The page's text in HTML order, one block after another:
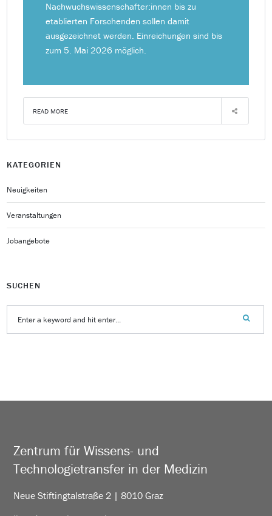
Nachwuchswissenschafter:innen bis zu
etablierten Forschenden sollen damit
ausgezeichnet werden. Einreichungen sind bis
zum 5. Mai 2026 möglich.
READ MORE
KATEGORIEN
Neuigkeiten
Veranstaltungen
Jobangebote
SUCHEN
Zentrum für Wissens- und
Technologietransfer in der Medizin
Neue Stiftingtalstraße 2 | 8010 Graz